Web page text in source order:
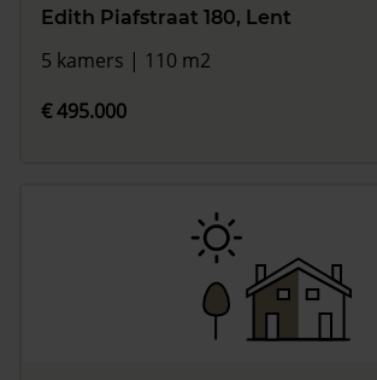
Edith Piafstraat 180, Lent
5 kamers | 110 m2
€ 495.000